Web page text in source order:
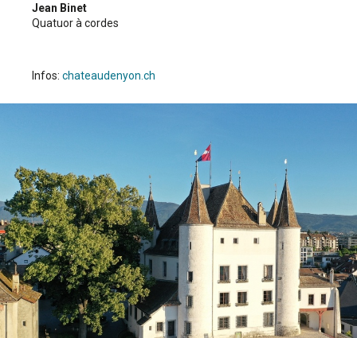
Jean Binet
Quatuor à cordes
Infos: chateaudenyon.ch